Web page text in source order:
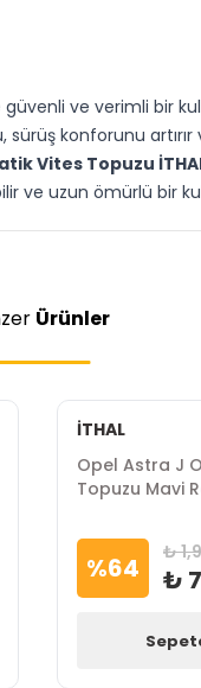
güvenli ve verimli bir
konforunu
Vites Topuzu
ve uzun ömürlü bir
Ürünler
İTHAL
Opel Astra J
Topuzu Mavi
%64 ₺
₺